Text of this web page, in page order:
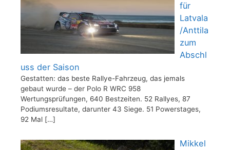
für
Latvala
/Anttila
zum
Abschl
uss der Saison
Gestatten: das beste Rallye-Fahrzeug, das jemals
gebaut wurde – der Polo R WRC 958
Wertungsprüfungen, 640 Bestzeiten. 52 Rallyes, 87
Podiumsresultate, darunter 43 Siege. 51 Powerstages,
92 Mal […]
Mikkel